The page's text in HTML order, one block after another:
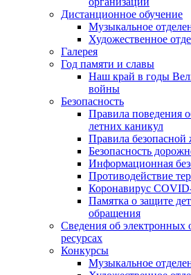
Дистанционное обучение
Музыкальное
Художественное
Галерея
Год памяти и славы
Наш край в годы
войны
Безопасность
Правила поведения
летних каникул
Правила безопасной
Безопасность
Информационная
Противодействие
Коронавирус
Памятка о защите
обращения
Сведения об электронных
ресурсах
Конкурсы
Музыкальное